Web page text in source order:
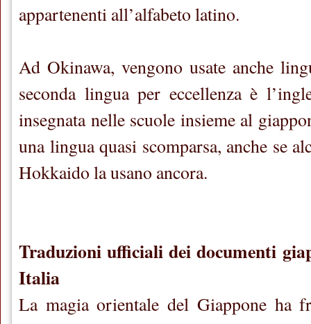
appartenenti all’alfabeto latino.
Ad Okinawa, vengono usate anche
seconda lingua per eccellenza è
insegnata nelle scuole insieme al
una lingua quasi scomparsa, anche se
Hokkaido la usano ancora.
Traduzioni ufficiali dei documenti
Italia
La magia orientale del Giappone ha